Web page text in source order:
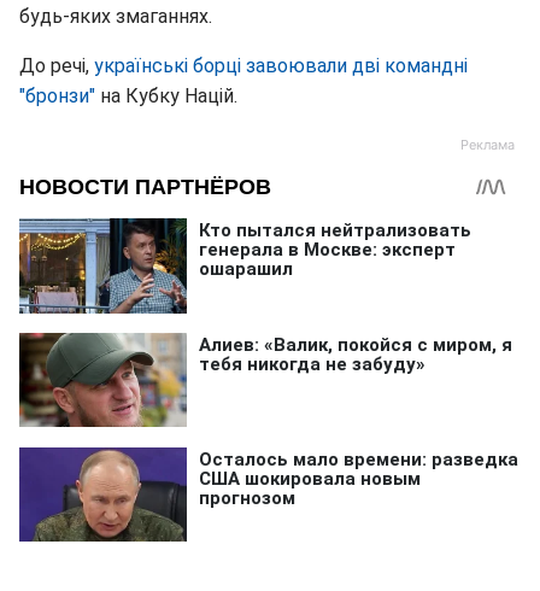
будь-яких змаганнях.
До речі, українські борці завоювали дві командні
"бронзи" на Кубку Націй.